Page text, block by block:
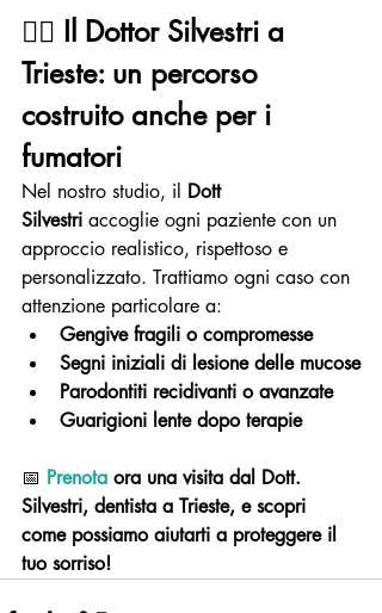
👨‍⚕️ Il Dottor Silvestri a
Trieste: un percorso
costruito anche per i
fumatori
Nel nostro studio, il Dott
Silvestri accoglie ogni paziente con un
approccio realistico, rispettoso e
personalizzato. Trattiamo ogni caso con
attenzione particolare a:
Gengive fragili o compromesse
Segni iniziali di lesione delle mucose
Parodontiti recidivanti o avanzate
Guarigioni lente dopo terapie
📅 Prenota ora una visita dal Dott.
Silvestri, dentista a Trieste, e scopri
come possiamo aiutarti a proteggere il
tuo sorriso!